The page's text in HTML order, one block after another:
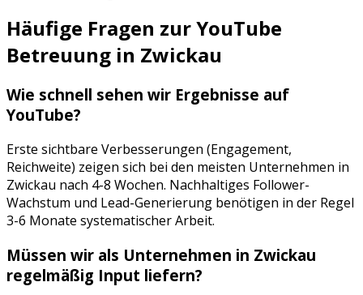
Häufige Fragen zurYouTube
Betreuung in Zwickau
Wie schnell sehen wir Ergebnisse auf
YouTube?
Erste sichtbare Verbesserungen (Engagement,
Reichweite) zeigen sich bei den meisten Unternehmen in
Zwickau nach 4-8 Wochen. Nachhaltiges Follower-
Wachstum und Lead-Generierung benötigen in der Regel
3-6 Monate systematischer Arbeit.
Müssen wir als Unternehmen in Zwickau
regelmäßig Input liefern?